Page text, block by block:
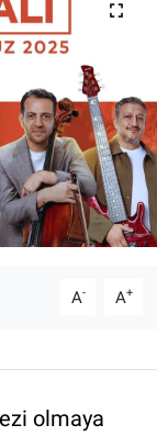
A- A+
olmaya